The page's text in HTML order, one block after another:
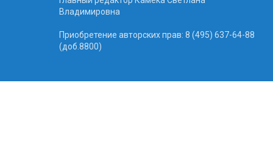
Владимировна
Приобретение авторских прав: 8 (495) 637-64-88
(доб.8800)